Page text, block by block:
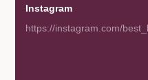
Instagram
https://instagram.com/